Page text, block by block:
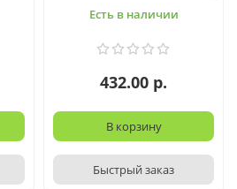
Есть в наличии
432.00 р.
В корзину
Быстрый заказ